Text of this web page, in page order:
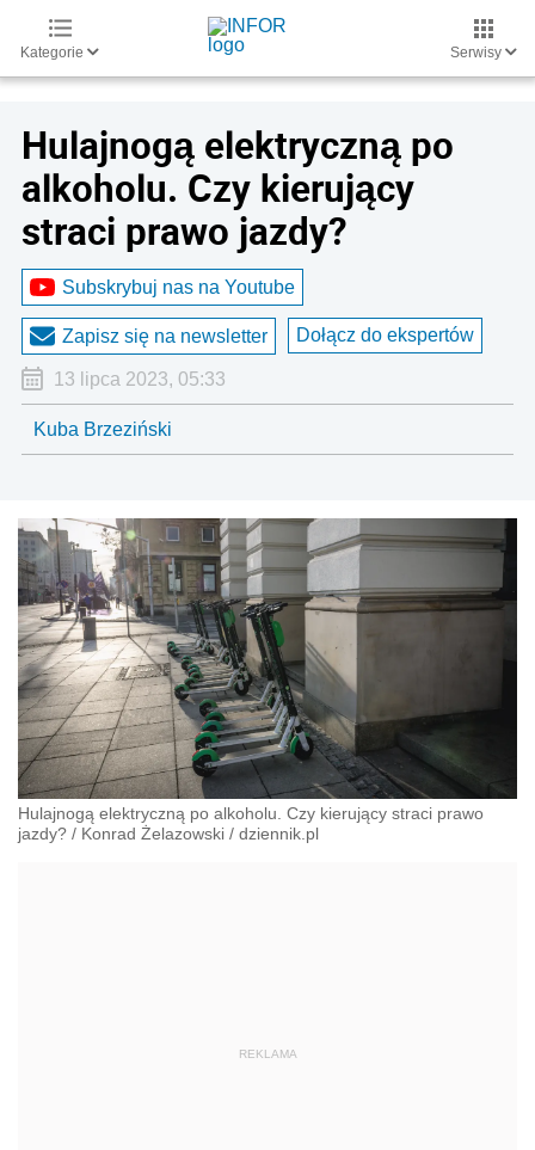
Kategorie Serwisy
Hulajnogą elektryczną po
alkoholu. Czy kierujący
straci prawo jazdy?
Subskrybuj nas na Youtube
Zapisz się na newsletter Dołącz do ekspertów
13 lipca 2023, 05:33
Kuba Brzeziński
Hulajnogą elektryczną po alkoholu. Czy kierujący straci prawo
jazdy? / Konrad Żelazowski / dziennik.pl